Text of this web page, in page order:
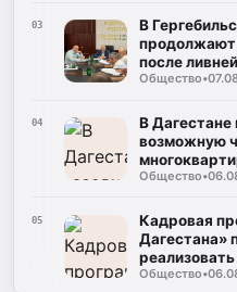
03
В
продолжают
после ливней
Общество•
04
В Дагестане
возможную
Общество•
05
Кадровая
Дагестана»
службе
Общество•